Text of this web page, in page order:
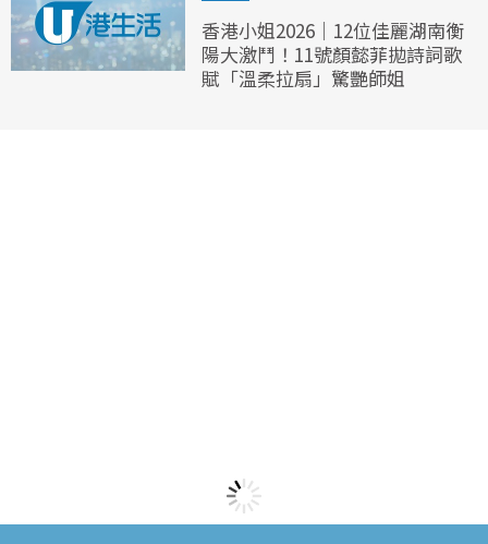
香港小姐2026｜12位佳麗湖南衡
陽大激鬥！11號顏懿菲拋詩詞歌
賦「溫柔拉扇」驚艷師姐